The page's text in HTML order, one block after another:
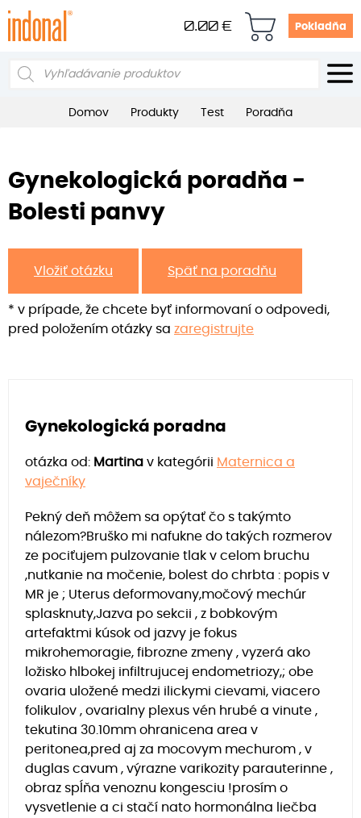
0.00 € Pokladňa
Products
Domov Produkty Test Poradňa
Gynekologická poradňa -
Bolesti panvy
Vložiť otázku Späť na poradňu
* v prípade, že chcete byť informovaní o odpovedi,
pred položením otázky sa zaregistrujte
Gynekologická poradna
otázka od: Martina v kategórii Maternica a
vaječníky
Pekný deň môžem sa opýtať čo s takýmto
nálezom?Bruško mi nafukne do takých rozmerov
ze pociťujem pulzovanie tlak v celom bruchu
,nutkanie na močenie, bolest do chrbta : popis v
MR je ; Uterus deformovany,močový mechúr
splasknuty,Jazva po sekcii , z bobkovým
artefaktmi kúsok od jazvy je fokus
mikrohemoragie, fibrozne zmeny , vyzerá ako
ložisko hlbokej infiltrujucej endometriozy,; obe
ovaria uložené medzi ilickymi cievami, viacero
folikulov , ovarialny plexus vén hrubé a vinute ,
tekutina 30.10mm ohranicena area v
peritonea,pred aj za mocovym mechurom , v
duglas cavum , výrazne varikozity parauterinne ,
obraz spĺňa venoznu kongesciu !prosím o
vysvetlenie a ci stačí nato hormonálna liečba